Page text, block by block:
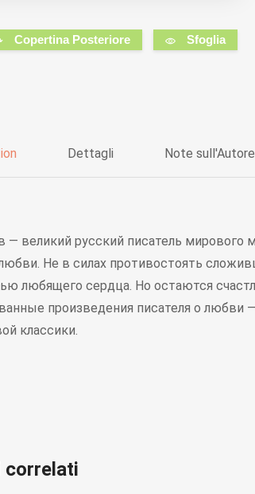
Copertina Posteriore Sfoglia
Dettagli Note sull'Autore
— великий русский писатель мирового
Не в силах противостоять
любящего сердца. Но остаются
произведения писателя о любви
классики.
correlati